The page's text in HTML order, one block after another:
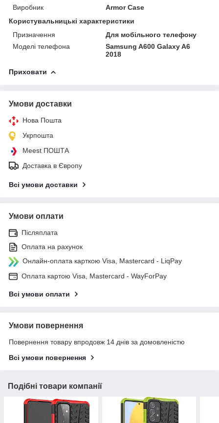
Виробник
Armor Case
Користувальницькі характеристики
Призначення
Для мобільного телефону
Моделі телефона
Samsung A600 Galaxy A6
2018
Приховати
Умови доставки
Нова Пошта
Укрпошта
Meest ПОШТА
Доставка в Європу
Всі умови доставки
Умови оплати
Післяплата
Оплата на рахунок
Онлайн-оплата карткою Visa, Mastercard - LiqPay
Оплата картою Visa, Mastercard - WayForPay
Всі умови оплати
Умови повернення
Повернення товару впродовж 14 днів за домовленістю
Всі умови повернення
Подібні товари компанії